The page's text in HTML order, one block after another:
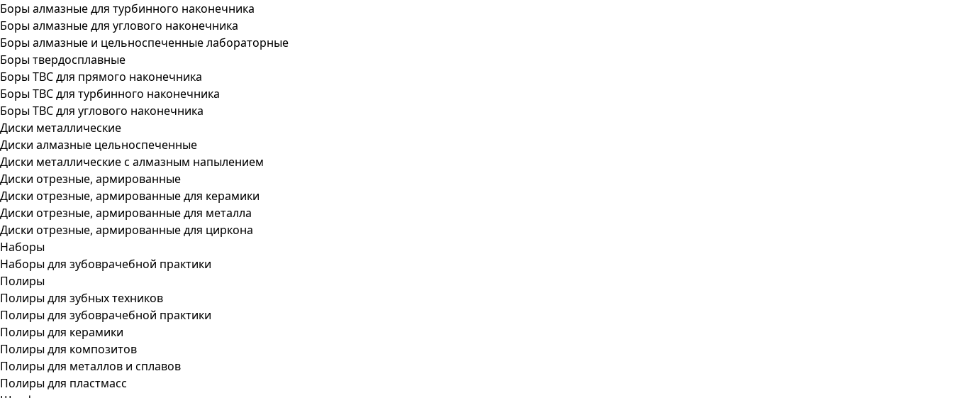
Боры алмазные для турбинного наконечника
Боры алмазные для углового наконечника
Боры алмазные и цельноспеченные лабораторные
Боры твердосплавные
Боры ТВС для прямого наконечника
Боры ТВС для турбинного наконечника
Боры ТВС для углового наконечника
Диски металлические
Диски алмазные цельноспеченные
Диски металлические с алмазным напылением
Диски отрезные, армированные
Диски отрезные, армированные для керамики
Диски отрезные, армированные для металла
Диски отрезные, армированные для циркона
Наборы
Наборы для зубоврачебной практики
Полиры
Полиры для зубных техников
Полиры для зубоврачебной практики
Полиры для керамики
Полиры для композитов
Полиры для металлов и сплавов
Полиры для пластмасс